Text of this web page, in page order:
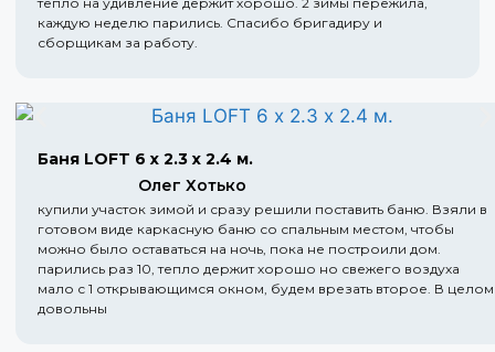
каждую неделю парились. Спасибо бригадиру и
сборщикам за работу.
Баня LOFT 6 х 2.3 х 2.4 м.
Олег Хотько
купили участок зимой и сразу решили поставить баню. Взяли в
готовом виде каркасную баню со спальным местом, чтобы
можно было оставаться на ночь, пока не построили дом.
парились раз 10, тепло держит хорошо но свежего воздуха
мало с 1 открывающимся окном, будем врезать второе. В целом
довольны